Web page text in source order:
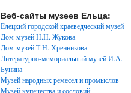
Веб-сайты музеев Ельца:
Елецкий городской краеведческий музей
Дом-музей Н.Н. Жукова
Дом-музей Т.Н. Хренникова
Литературно-мемориальный музей И.А.
Бунина
Музей народных ремесел и промыслов
Музей купечества и сословий